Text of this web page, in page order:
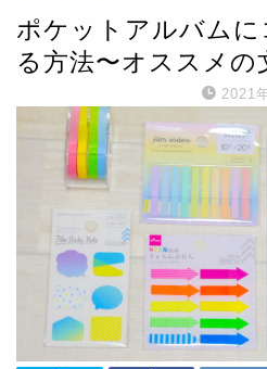
ポケットアルバム
る方法〜オススメの
2021